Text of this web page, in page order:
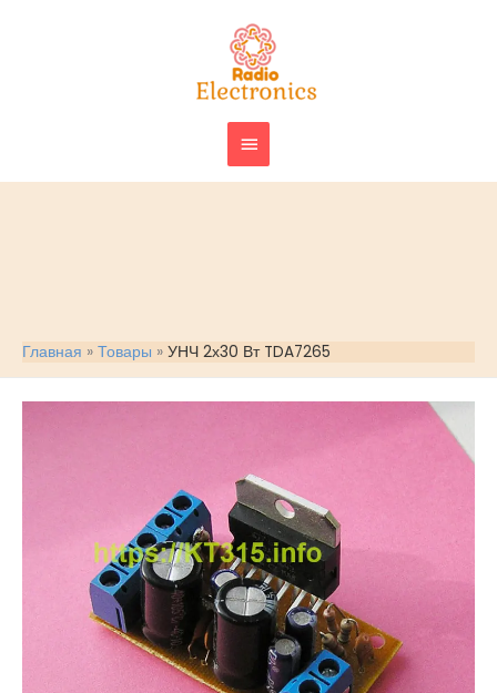
ГЛАВНОЕ
МЕНЮ
Главная Товары УНЧ 2х30 Вт TDA7265